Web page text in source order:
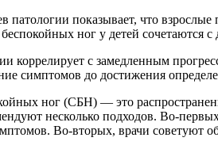
патологии показывает, что
ног у детей
коррелирует с замедленным
симптомов до достижения
ног (СБН) — это
несколько подходов. Во-
Во-вторых, врачи советуют